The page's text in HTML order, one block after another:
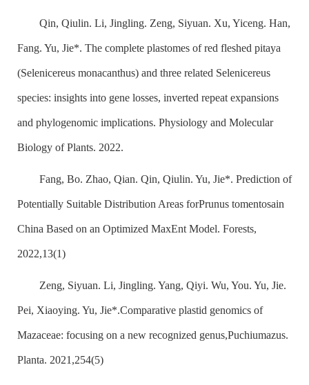
Qin, Qiulin. Li, Jingling. Zeng, Siyuan. Xu, Yiceng. Han,
Fang. Yu, Jie*. The complete plastomes of red fleshed pitaya
(Selenicereus monacanthus) and three related Selenicereus
species: insights into gene losses, inverted repeat expansions
and phylogenomic implications. Physiology and Molecular
Biology of Plants. 2022.
Fang, Bo. Zhao, Qian. Qin, Qiulin. Yu, Jie*. Prediction of
Potentially Suitable Distribution Areas forPrunus tomentosain
China Based on an Optimized MaxEnt Model. Forests,
2022,13(1)
Zeng, Siyuan. Li, Jingling. Yang, Qiyi. Wu, You. Yu, Jie.
Pei, Xiaoying. Yu, Jie*.Comparative plastid genomics of
Mazaceae: focusing on a new recognized genus,Puchiumazus.
Planta. 2021,254(5)